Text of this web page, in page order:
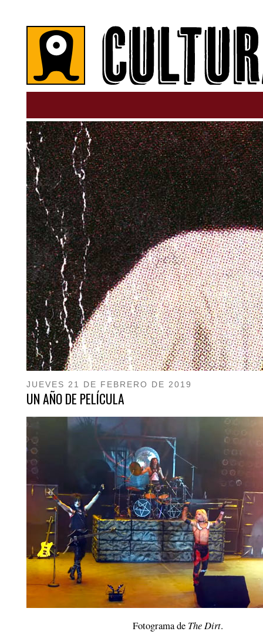
JUEVES 21 DE FEBRERO DE 2019
UN AÑO DE PELÍCULA
Fotograma de The Dirt.